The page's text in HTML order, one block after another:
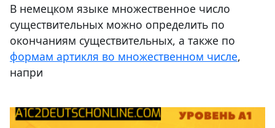
В немецком языке множественное число
существительных можно определить по
окончаниям существительных, а также по
формам артикля во множественном числе,
напри